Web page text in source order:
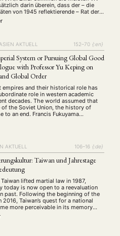
DGA MITGLIEDERBEREICH DIE DGA
(4) Art ASIEN (Zeitschrift) (25)
Bildung (22) Calls for… (1287)
(74) Forschung
Gesellschaft
(4) Lecture (94) Literatur (261)
Nationalism (6) Online (235)
(13) Praktikum
Publikation
darin überein, dass der – die
von 1945 reflektierende – Rat der
heute" angepasst werden müsse, im
Detailpunkte divergieren ihre
ASIEN AKTUELL 152–70 {:en}
System or Pursuing Global Good
with Professor Yu Keping on
Global Order
empires and their historical role has
role in western academic
decades. The world assumed that
the Soviet Union, the history of
to an end. Francis Fukuyama
the “end of history.” Although
topic …
AKTUELL 106–16 {:de}
Taiwan und Jahrestage
lifted martial law in 1987,
today is now open to a reevaluation
past. Following the beginning of the
Taiwan’s quest for a national
more perceivable in its memory
marks the 70th anniversary of the